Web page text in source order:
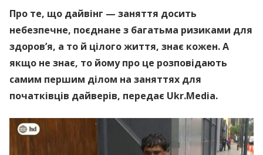
Про те, що дайвінг — заняття досить
небезпечне, поєднане з багатьма ризиками для
здоров’я, а то й цілого життя, знає кожен. А
якщо не знає, то йому про це розповідають
самим першим ділом на заняттях для
початківців дайверів, передає Ukr.Media.